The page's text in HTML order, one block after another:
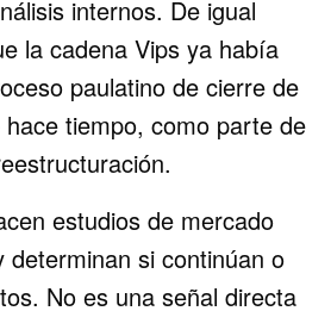
internos. De igual
la cadena Vips ya había
paulatino de cierre de
tiempo, como parte de
estudios de mercado
determinan si continúan o
No es una señal directa